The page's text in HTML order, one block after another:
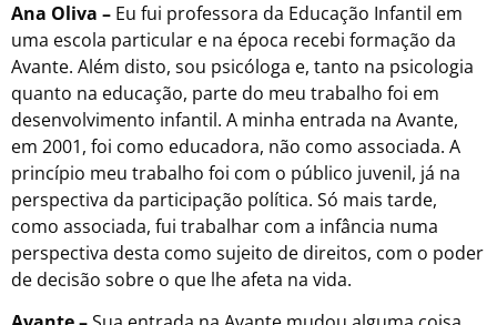
Ana Oliva – Eu fui professora da Educação Infantil em
uma escola particular e na época recebi formação da
Avante. Além disto, sou psicóloga e, tanto na psicologia
quanto na educação, parte do meu trabalho foi em
desenvolvimento infantil. A minha entrada na Avante,
em 2001, foi como educadora, não como associada. A
princípio meu trabalho foi com o público juvenil, já na
perspectiva da participação política. Só mais tarde,
como associada, fui trabalhar com a infância numa
perspectiva desta como sujeito de direitos, com o poder
de decisão sobre o que lhe afeta na vida.